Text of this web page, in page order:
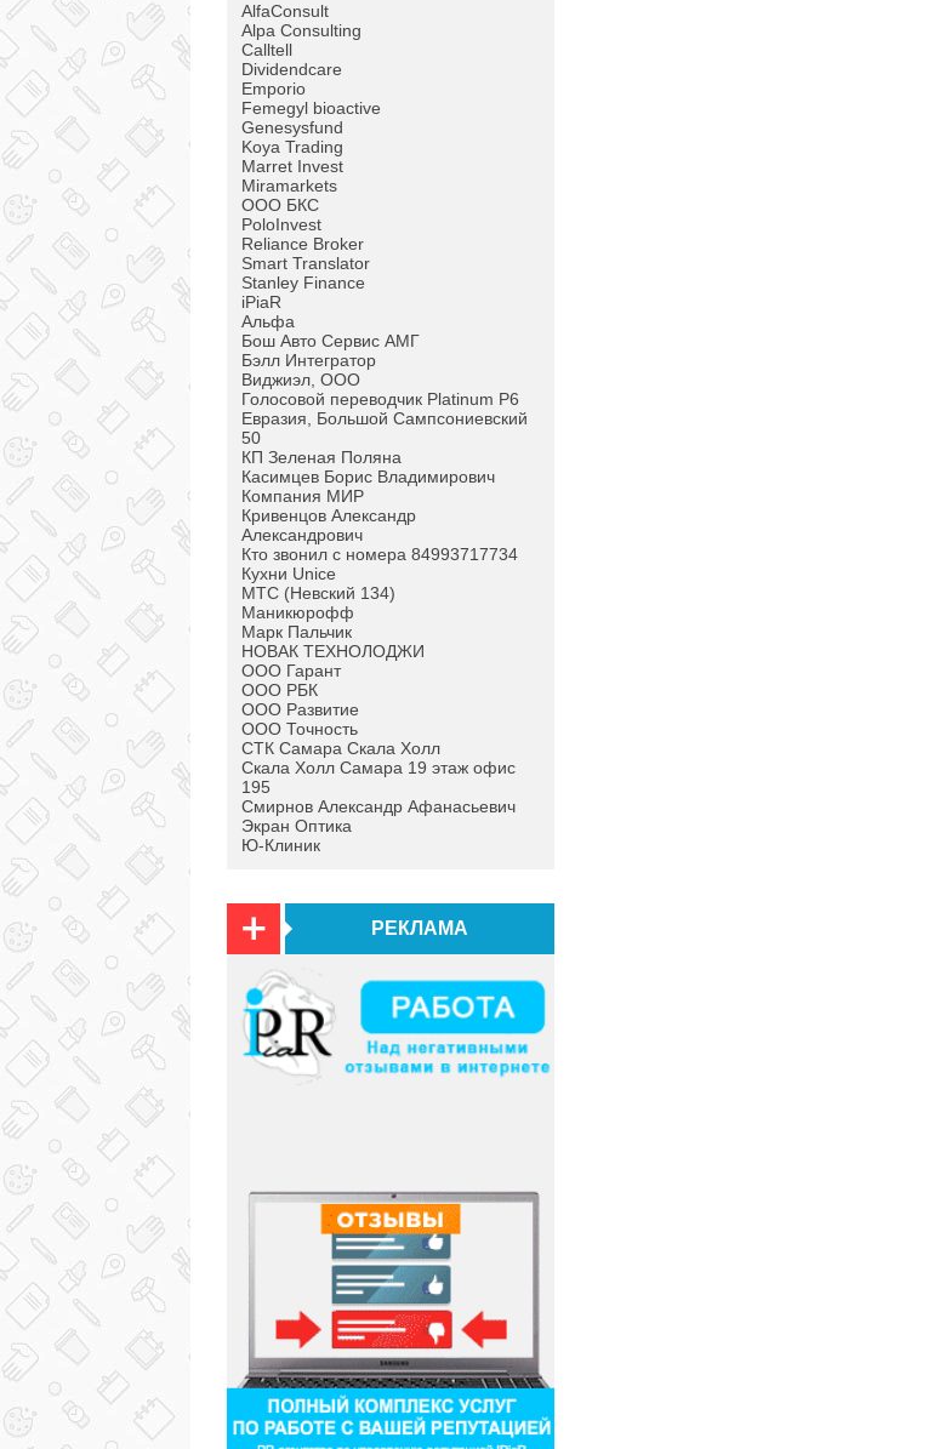
AlfaConsult
Alpa Consulting
Calltell
Dividendcare
Emporio
Femegyl bioactive
Genesysfund
Koya Trading
Marret Invest
Miramarkets
OOO БКС
PoloInvest
Reliance Broker
Smart Translator
Stanley Finance
iPiaR
Альфа
Бош Авто Сервис АМГ
Бэлл Интегратор
Виджиэл, ООО
Голосовой переводчик Platinum P6
Евразия, Большой Сампсониевский
50
КП Зеленая Поляна
Касимцев Борис Владимирович
Компания МИР
Кривенцов Александр
Александрович
Кто звонил с номера 84993717734
Кухни Unice
МТС (Невский 134)
Маникюрофф
Марк Пальчик
НОВАК ТЕХНОЛОДЖИ
ООО Гарант
ООО РБК
ООО Развитие
ООО Точность
СТК Самара Скала Холл
Скала Холл Самара 19 этаж офис
195
Смирнов Александр Афанасьевич
Экран Оптика
Ю-Клиник
РЕКЛАМА